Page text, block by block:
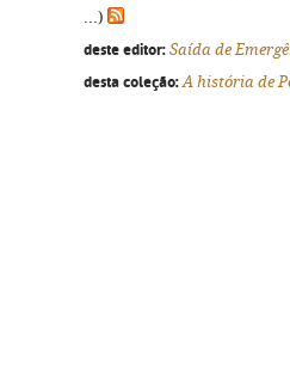
...)
deste editor: Saída de
desta coleção: A história de